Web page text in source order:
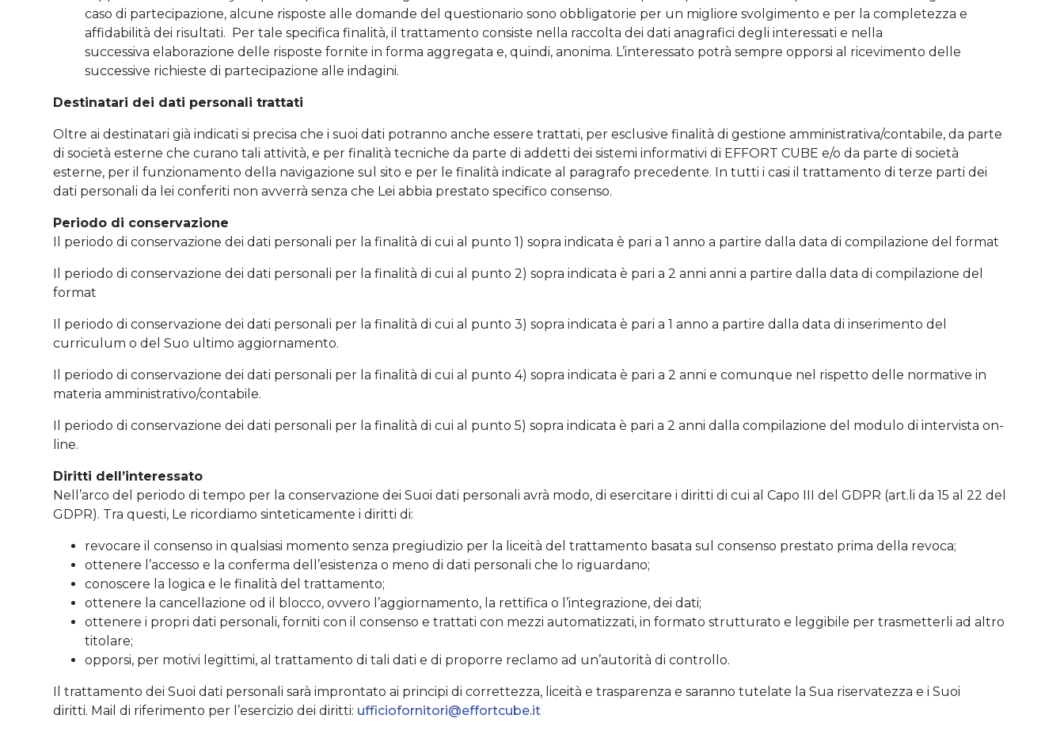
caso di partecipazione, alcune risposte alle domande del questionario sono obbligatorie per un migliore svolgimento e per la completezza e
affidabilità dei risultati. Per tale specifica finalità, il trattamento consiste nella raccolta dei dati anagrafici degli interessati e nella
successiva elaborazione delle risposte fornite in forma aggregata e, quindi, anonima. L’interessato potrà sempre opporsi al ricevimento delle
successive richieste di partecipazione alle indagini.
Destinatari dei dati personali trattati
Oltre ai destinatari già indicati si precisa che i suoi dati potranno anche essere trattati, per esclusive finalità di gestione amministrativa/contabile, da parte
di società esterne che curano tali attività, e per finalità tecniche da parte di addetti dei sistemi informativi di EFFORT CUBE e/o da parte di società
esterne, per il funzionamento della navigazione sul sito e per le finalità indicate al paragrafo precedente. In tutti i casi il trattamento di terze parti dei
dati personali da lei conferiti non avverrà senza che Lei abbia prestato specifico consenso.
Periodo di conservazione
Il periodo di conservazione dei dati personali per la finalità di cui al punto 1) sopra indicata è pari a 1 anno a partire dalla data di compilazione del format
Il periodo di conservazione dei dati personali per la finalità di cui al punto 2) sopra indicata è pari a 2 anni anni a partire dalla data di compilazione del
format
Il periodo di conservazione dei dati personali per la finalità di cui al punto 3) sopra indicata è pari a 1 anno a partire dalla data di inserimento del
curriculum o del Suo ultimo aggiornamento.
Il periodo di conservazione dei dati personali per la finalità di cui al punto 4) sopra indicata è pari a 2 anni e comunque nel rispetto delle normative in
materia amministrativo/contabile.
Il periodo di conservazione dei dati personali per la finalità di cui al punto 5) sopra indicata è pari a 2 anni dalla compilazione del modulo di intervista on-
line.
Diritti dell’interessato
Nell’arco del periodo di tempo per la conservazione dei Suoi dati personali avrà modo, di esercitare i diritti di cui al Capo III del GDPR (art.li da 15 al 22 del
GDPR). Tra questi, Le ricordiamo sinteticamente i diritti di:
revocare il consenso in qualsiasi momento senza pregiudizio per la liceità del trattamento basata sul consenso prestato prima della revoca;
ottenere l’accesso e la conferma dell’esistenza o meno di dati personali che lo riguardano;
conoscere la logica e le finalità del trattamento;
ottenere la cancellazione od il blocco, ovvero l’aggiornamento, la rettifica o l’integrazione, dei dati;
ottenere i propri dati personali, forniti con il consenso e trattati con mezzi automatizzati, in formato strutturato e leggibile per trasmetterli ad altro
titolare;
opporsi, per motivi legittimi, al trattamento di tali dati e di proporre reclamo ad un’autorità di controllo.
Il trattamento dei Suoi dati personali sarà improntato ai principi di correttezza, liceità e trasparenza e saranno tutelate la Sua riservatezza e i Suoi
diritti. Mail di riferimento per l’esercizio dei diritti: ufficiofornitori@effortcube.it